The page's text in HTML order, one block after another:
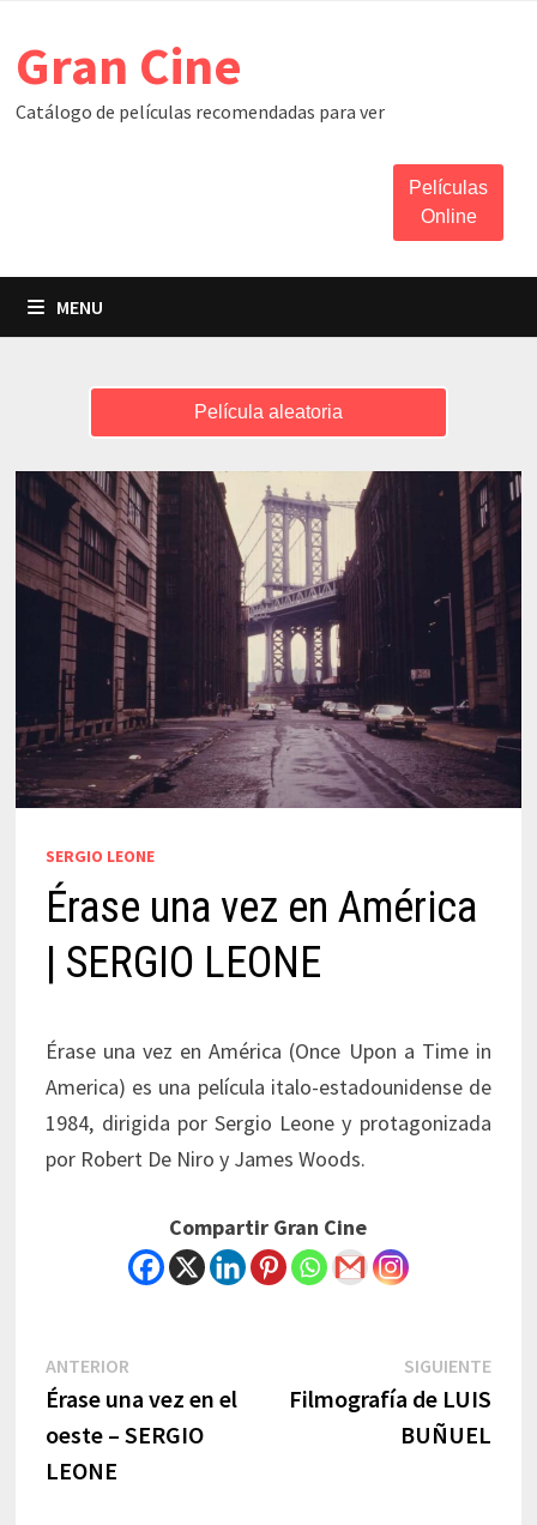
content
Gran Cine
Catálogo de películas recomendadas para ver
Películas
Online
MENU
Película aleatoria
SERGIO LEONE
Érase una vez en América
| SERGIO LEONE
Érase una vez en América (Once Upon a Time in
America) es una película italo-estadounidense de
1984, dirigida por Sergio Leone y protagonizada
por Robert De Niro y James Woods.
Compartir Gran Cine
Navegación
de
entradas
ANTERIOR
post:
Érase una vez en el
oeste – SERGIO
LEONE
SIGUIENTENext
post:
Filmografía de LUIS
BUÑUEL